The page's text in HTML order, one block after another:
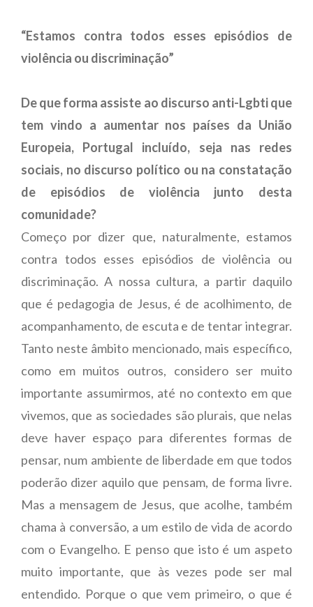
“Estamos contra todos esses episódios de
violência ou discriminação”
De que forma assiste ao discurso anti-Lgbti que
tem vindo a aumentar nos países da União
Europeia, Portugal incluído, seja nas redes
sociais, no discurso político ou na constatação
de episódios de violência junto desta
comunidade?
Começo por dizer que, naturalmente, estamos
contra todos esses episódios de violência ou
discriminação. A nossa cultura, a partir daquilo
que é pedagogia de Jesus, é de acolhimento, de
acompanhamento, de escuta e de tentar integrar.
Tanto neste âmbito mencionado, mais específico,
como em muitos outros, considero ser muito
importante assumirmos, até no contexto em que
vivemos, que as sociedades são plurais, que nelas
deve haver espaço para diferentes formas de
pensar, num ambiente de liberdade em que todos
poderão dizer aquilo que pensam, de forma livre.
Mas a mensagem de Jesus, que acolhe, também
chama à conversão, a um estilo de vida de acordo
com o Evangelho. E penso que isto é um aspeto
muito importante, que às vezes pode ser mal
entendido. Porque o que vem primeiro, o que é